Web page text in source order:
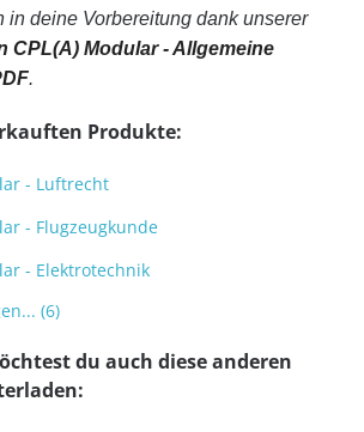
in deine Vorbereitung dank unserer
CPL(A) Modular - Allgemeine
.
Produkte:
- Luftrecht
- Flugzeugkunde
- Elektrotechnik
(6)
du auch diese anderen